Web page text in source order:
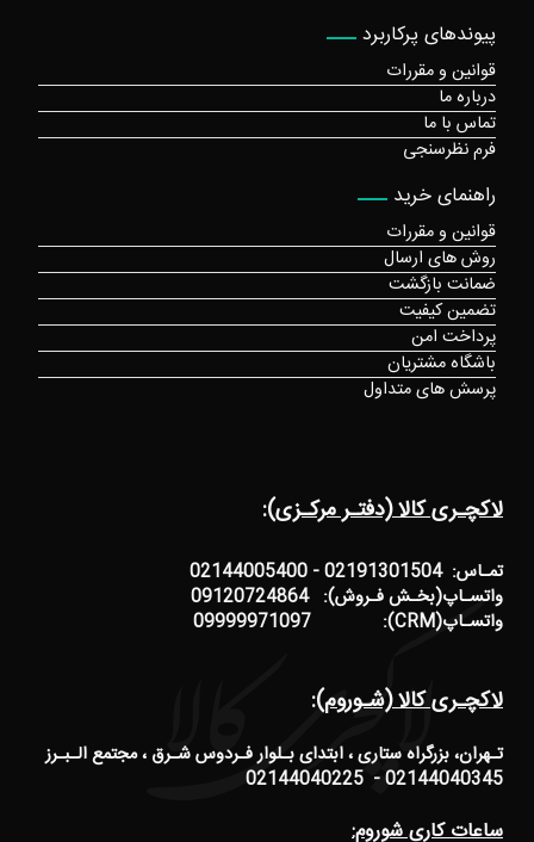
لاکچـری کالا (دفتـر مرکـزی):
تمـاس: 02191301504 - 02144005400
واتسـاپ(بخـش فـروش): 09120724864
واتسـاپ(CRM): 09999971097
لاکچـری کالا (شـوروم):
تـهران، بزرگراه ستاری ، ابتدای بـلوار فـردوس شـرق ، مجتمع الـبـرز
02144040345 - 02144040225
ساعات کاری شوروم:
پیوندهای پرکاربرد
قوانین و مقررات
درباره ما
تماس با ما
فرم نظرسنجی
راهنمای خرید
قوانین و مقررات
روش های ارسال
ضمانت بازگشت
تضمین کیفیت
پرداخت امن
باشگاه مشتریان
پرسش های متداول